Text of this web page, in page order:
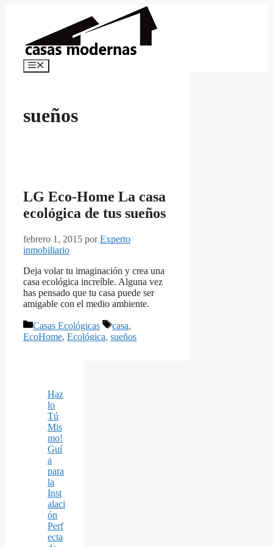
Menú
sueños
LG Eco-Home La casa
ecológica de tus sueños
febrero 1, 2015 porExperto
inmobiliario
Deja volar tu imaginación y crea una
casa ecológica increíble. Alguna vez
has pensado que tu casa puede ser
amigable con el medio ambiente.
Categorías
Casas Ecológicas Etiquetas
casa,
EcoHome, Ecológica, sueños
Haz
lo
Tú
Mis
mo!
Guí
a
para
la
Inst
alaci
ón
Perf
ecta